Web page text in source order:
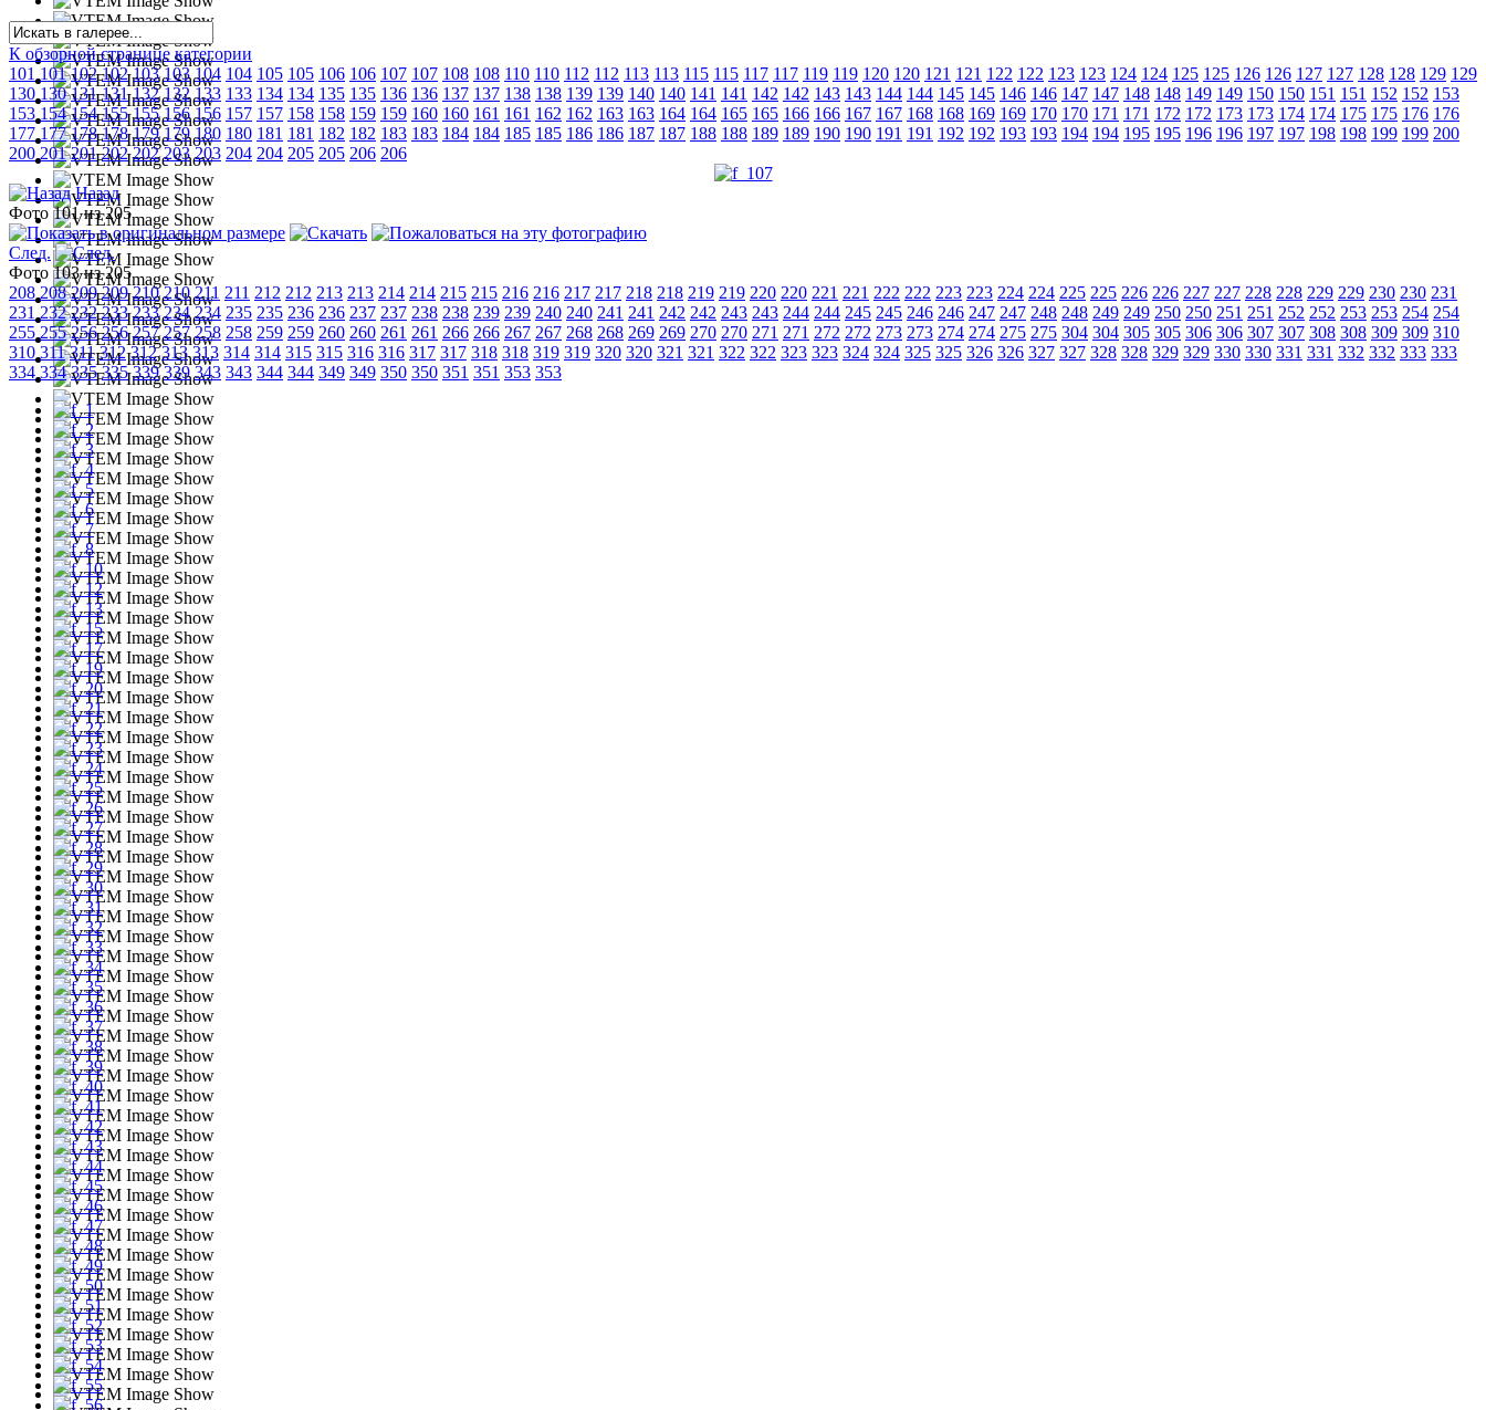
К обзорной странице категории
101 101 102 102 103 103 104 104 105 105 106 106 107 107 108 108 110 110 112 112 113 113 115 115 117 117 119 119 120 120 121 121 122 122 123 123 124 124 125 125 126 126 127 127 128 128 129 129
130 130 131 131 132 132 133 133 134 134 135 135 136 136 137 137 138 138 139 139 140 140 141 141 142 142 143 143 144 144 145 145 146 146 147 147 148 148 149 149 150 150 151 151 152 152 153
153 154 154 155 155 156 156 157 157 158 158 159 159 160 160 161 161 162 162 163 163 164 164 165 165 166 166 167 167 168 168 169 169 170 170 171 171 172 172 173 173 174 174 175 175 176 176
177 177 178 178 179 179 180 180 181 181 182 182 183 183 184 184 185 185 186 186 187 187 188 188 189 189 190 190 191 191 192 192 193 193 194 194 195 195 196 196 197 197 198 198 199 199 200
200 201 201 202 202 203 203 204 204 205 205 206 206
Назад
Фото 101 из 205
След.
Фото 103 из 205
208 208 209 209 210 210 211 211 212 212 213 213 214 214 215 215 216 216 217 217 218 218 219 219 220 220 221 221 222 222 223 223 224 224 225 225 226 226 227 227 228 228 229 229 230 230 231
231 232 232 233 233 234 234 235 235 236 236 237 237 238 238 239 239 240 240 241 241 242 242 243 243 244 244 245 245 246 246 247 247 248 248 249 249 250 250 251 251 252 252 253 253 254 254
255 255 256 256 257 257 258 258 259 259 260 260 261 261 266 266 267 267 268 268 269 269 270 270 271 271 272 272 273 273 274 274 275 275 304 304 305 305 306 306 307 307 308 308 309 309 310
310 311 311 312 312 313 313 314 314 315 315 316 316 317 317 318 318 319 319 320 320 321 321 322 322 323 323 324 324 325 325 326 326 327 327 328 328 329 329 330 330 331 331 332 332 333 333
334 334 335 335 339 339 343 343 344 344 349 349 350 350 351 351 353 353